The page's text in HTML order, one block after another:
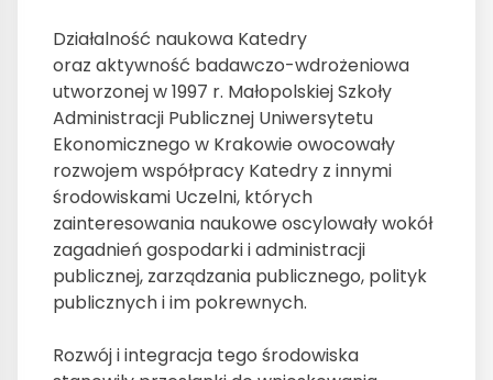
Działalność naukowa Katedry
oraz aktywność badawczo-wdrożeniowa
utworzonej w 1997 r. Małopolskiej Szkoły
Administracji Publicznej Uniwersytetu
Ekonomicznego w Krakowie owocowały
rozwojem współpracy Katedry z innymi
środowiskami Uczelni, których
zainteresowania naukowe oscylowały wokół
zagadnień gospodarki i administracji
publicznej, zarządzania publicznego, polityk
publicznych i im pokrewnych.
Rozwój i integracja tego środowiska